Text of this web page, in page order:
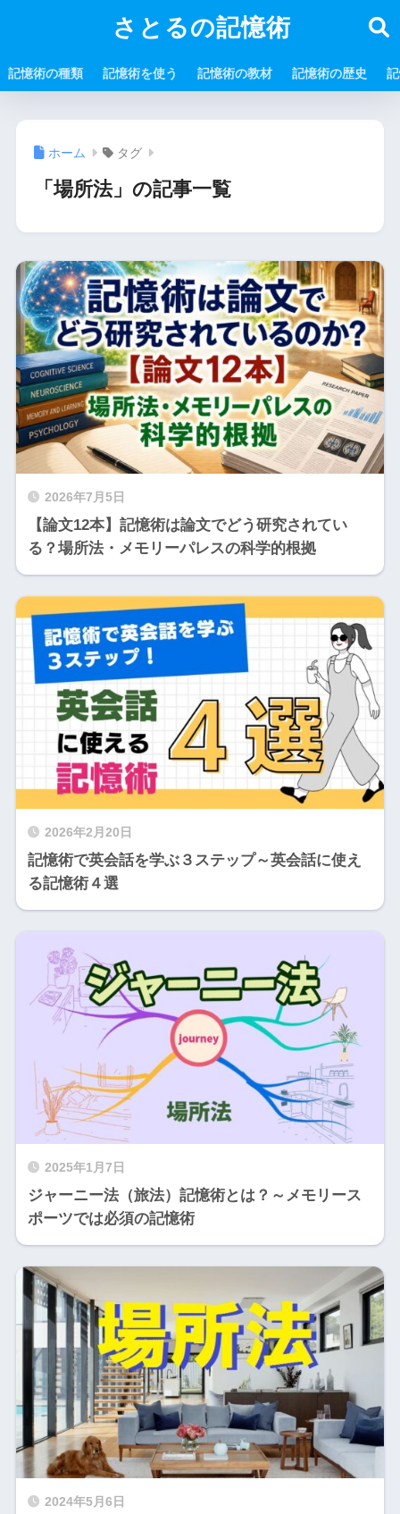
さとるの記憶術
記憶術の種類 記憶術を使う 記憶術の教材 記憶術の歴史
ホーム タグ
「場所法」の記事一覧
2026年7月5日
【論文12本】記憶術は論文でどう研究されてい
る？場所法・メモリーパレスの科学的根拠
2026年2月20日
記憶術で英会話を学ぶ３ステップ～英会話に使え
る記憶術４選
2025年1月7日
ジャーニー法（旅法）記憶術とは？～メモリース
ポーツでは必須の記憶術
2024年5月6日